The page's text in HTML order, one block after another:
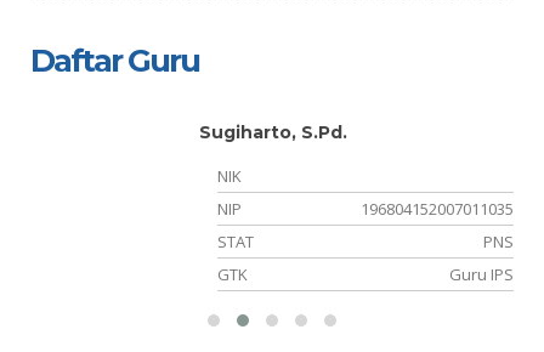
Daftar Guru
Sugiharto, S.Pd.
NIK
NIP
196804152007011035
STAT
PNS
GTK
Guru IPS